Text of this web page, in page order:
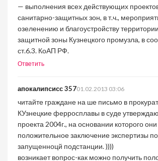
— выполнения всех действующих
санитарно-защитных зон, в т.ч.,
озеленению и благоустройству
защитной зоны Кузнецкого промузла, в
ст.6.3. КоАП РФ.
Ответить
апокалипсисс 35701.02.2013 03:06
читайте граждане на ше письмо в
КУзнецкие ферросплавы в суде
проекта 2004г., на основании которого
положительное заключение экспертизы
запущенноцй подстанции. ))))
возникает вопрос-как можно получить